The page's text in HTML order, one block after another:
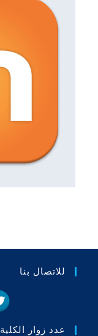
للاتصال بنا
عدد زوار الكلية